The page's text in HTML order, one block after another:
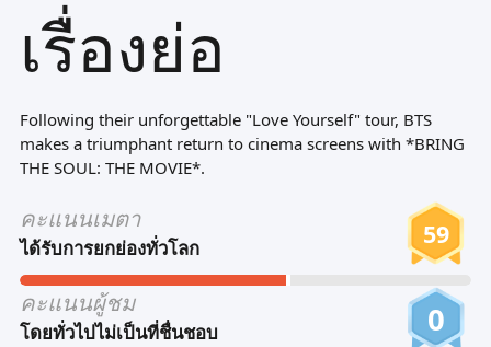
ਪੰਜਾਬੀ
தமிழ்
เรื่องย่อ
Following their unforgettable "Love Yourself" tour, BTS
makes a triumphant return to cinema screens with *BRING
THE SOUL: THE MOVIE*.
คะแนนเมตา
ได้รับการยกย่องทั่วโลก 59
คะแนนผู้ชม
โดยทั่วไปไม่เป็นที่ชื่นชอบ 0